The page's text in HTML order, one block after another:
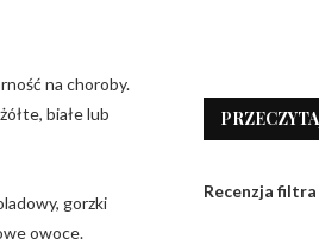
na choroby.
białe lub
gorzki
owoce.
Recenzja